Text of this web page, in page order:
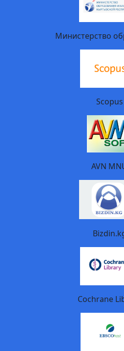
Министерство
Scopus
AVN
Cochrane